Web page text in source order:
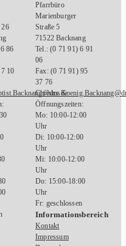
26
86
10
Pfarrbüro
Marienburger
Straße 5
71522 Backnang
Tel.: (0 71 91) 6 91
06
Fax: (0 71 91) 95
37 76
Öffnungszeiten:
Mo: 10:00-12:00
Uhr
Di: 10:00-12:00
Uhr
Mi: 10:00-12:00
Uhr
Do: 15:00-18:00
Uhr
Fr: geschlossen
Informationsbereich
Kontakt
Impressum